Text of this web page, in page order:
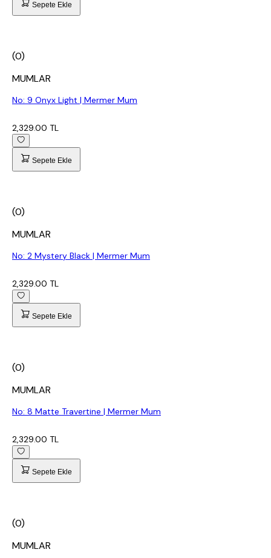
Sepete Ekle
(0)
MUMLAR
No: 9 Onyx Light | Mermer Mum
2,329.00 TL
Sepete Ekle
(0)
MUMLAR
No: 2 Mystery Black | Mermer Mum
2,329.00 TL
Sepete Ekle
(0)
MUMLAR
No: 8 Matte Travertine | Mermer Mum
2,329.00 TL
Sepete Ekle
(0)
MUMLAR